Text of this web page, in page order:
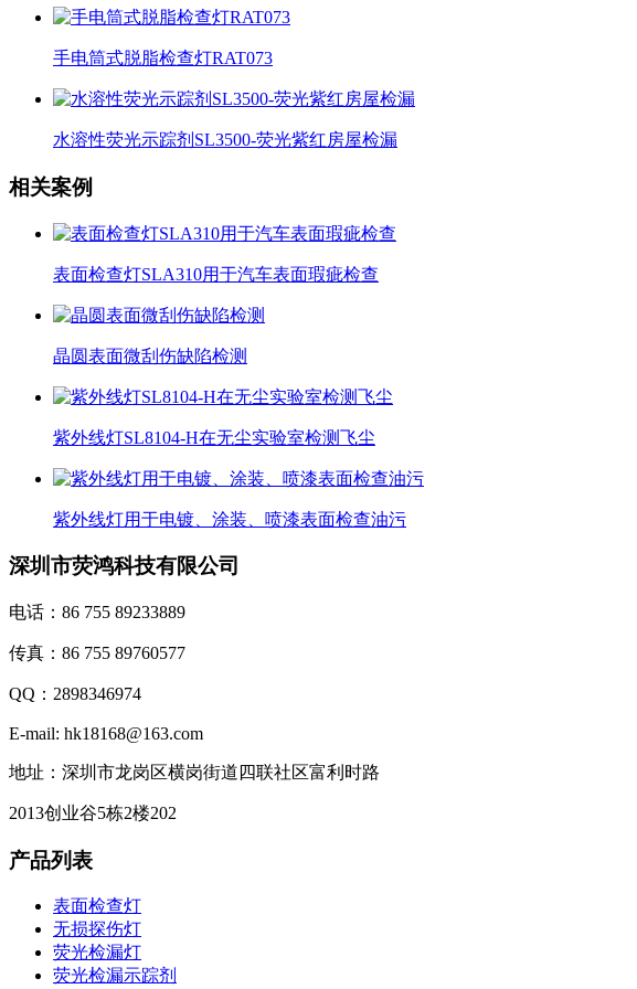
手电筒式脱脂检查灯RAT073
水溶性荧光示踪剂SL3500-荧光紫红房屋检漏
相关案例
表面检查灯SLA310用于汽车表面瑕疵检查
晶圆表面微刮伤缺陷检测
紫外线灯SL8104-H在无尘实验室检测飞尘
紫外线灯用于电镀、涂装、喷漆表面检查油污
深圳市荧鸿科技有限公司
电话：86 755 89233889
传真：86 755 89760577
QQ：2898346974
E-mail: hk18168@163.com
地址：深圳市龙岗区横岗街道四联社区富利时路
2013创业谷5栋2楼202
产品列表
表面检查灯
无损探伤灯
荧光检漏灯
荧光检漏示踪剂